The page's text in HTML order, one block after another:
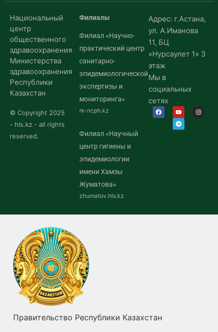
Национальный
центр
общественного
здравоохранения
Министерства
здравоохранения
Республики
Казахстан
© Copyright 2025
- hls.kz - all rights
reserved.
Филиалы
Филиал «Научно-
практический центр
санитарно-
эпидемиологической
экспертизы и
мониторинга»
rk-ncph.kz
Филиал «Научный
центр гигиены и
эпидемиологии
имени Хамзы
Жуматова»
zhumatov.hls.kz
Адрес: г.Астана,
ул. А.Иманова
11, БЦ
«Нурсаулет 1» 3
этаж
Мы в
социальных
сетях
Правительство Республики Казахстан